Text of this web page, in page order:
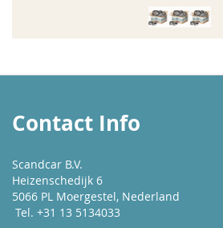
Contact Info
Scandcar B.V.
Heizenschedijk 6
5066 PL Moergestel, Nederland
Tel. +31 13 5134033